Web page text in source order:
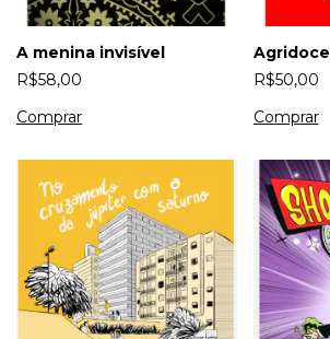
A menina invisível
R$58,00
Agridoce
R$50,00